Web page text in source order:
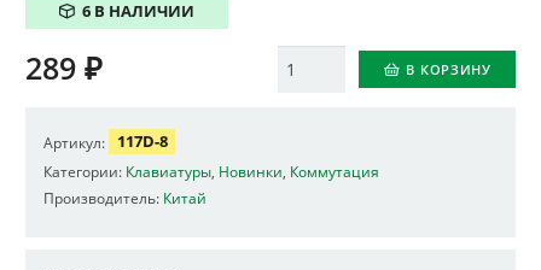
6 В НАЛИЧИИ
Количество В КОРЗИНУ
289 ₽
Артикул: 117D-8
Категории: Клавиатуры Новинки Коммутация
Производитель: Китай